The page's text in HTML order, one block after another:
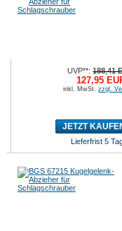
UVP**:188,41
127,95
inkl. MwSt.zzgl.
JETZT
Lieferfrist 5